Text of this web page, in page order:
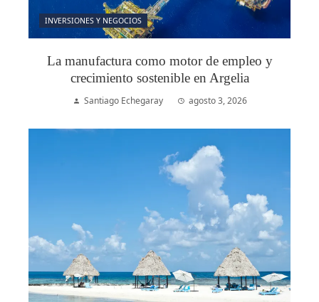
INVERSIONES Y NEGOCIOS
La manufactura como motor de empleo y
crecimiento sostenible en Argelia
Santiago Echegaray agosto 3, 2026